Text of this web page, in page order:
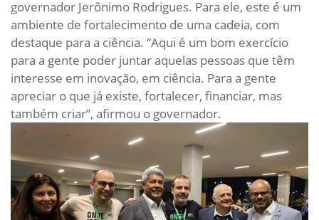
governador Jerônimo Rodrigues. Para ele, este é um
ambiente de fortalecimento de uma cadeia, com
destaque para a ciência. “Aqui é um bom exercício
para a gente poder juntar aquelas pessoas que têm
interesse em inovação, em ciência. Para a gente
apreciar o que já existe, fortalecer, financiar, mas
também criar”, afirmou o governador.